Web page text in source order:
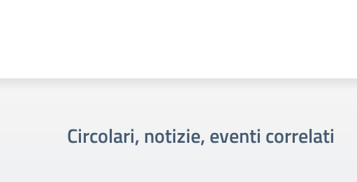
Circolari, notizie, eventi correlati